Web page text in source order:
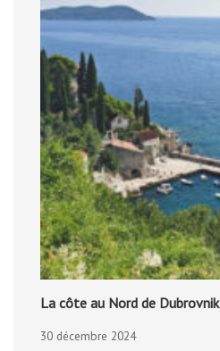
La côte au Nord de Dubrovnik
30 décembre 2024